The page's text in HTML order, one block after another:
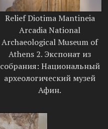
Relief Diotima Mantineia
Arcadia National
Archaeological Museum of
Athens 2. Экспонат из
собрания: Национальный
археологический музей
Афин.